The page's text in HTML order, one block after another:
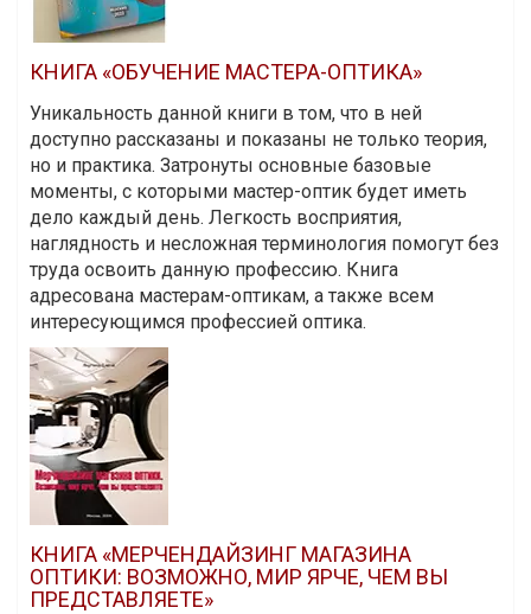
КНИГА «ОБУЧЕНИЕ МАСТЕРА-ОПТИКА»
Уникальность данной книги в том, что в ней
доступно рассказаны и показаны не только теория,
но и практика. Затронуты основные базовые
моменты, с которыми мастер-оптик будет иметь
дело каждый день. Легкость восприятия,
наглядность и несложная терминология помогут без
труда освоить данную профессию. Книга
адресована мастерам-оптикам, а также всем
интересующимся профессией оптика.
КНИГА «МЕРЧЕНДАЙЗИНГ МАГАЗИНА
ОПТИКИ: ВОЗМОЖНО, МИР ЯРЧЕ, ЧЕМ ВЫ
ПРЕДСТАВЛЯЕТЕ»